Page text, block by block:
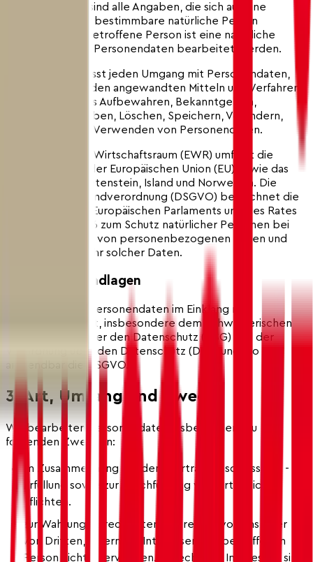
Personendaten sind alle Angaben, die sich auf eine
bestimmte oder bestimmbare natürliche Person
beziehen. Eine betroffene Person ist eine natürliche
Person, über die Personendaten bearbeitet werden.
Bearbeiten umfasst jeden Umgang mit Personendaten,
unabhängig von den angewandten Mitteln und Verfahren,
insbesondere das Aufbewahren, Bekanntgeben,
Beschaffen, Erheben, Löschen, Speichern, Verändern,
Vernichten oder Verwenden von Personendaten.
Der Europäische Wirtschaftsraum (EWR) umfasst die
Mitgliedstaaten der Europäischen Union (EU) sowie das
Fürstentum Liechtenstein, Island und Norwegen. Die
Datenschutz-Grundverordnung (DSGVO) bezeichnet die
Verordnung des Europäischen Parlaments und des Rates
vom 27. April 2016 zum Schutz natürlicher Personen bei
der Verarbeitung von personenbezogenen Daten und
zum freien Verkehr solcher Daten.
2.2 Rechtsgrundlagen
Wir bearbeiten Personendaten im Einklang mit
geltendem Recht, insbesondere dem Schweizerischen
Bundesgesetz über den Datenschutz (DSG) und der
Verordnung über den Datenschutz (DSV) und wo
anwendbar die DSGVO.
3. Art, Umfang und Zweck
Wir bearbeiten Personendaten insbesondere zu
folgenden Zwecken:
im Zusammenhang mit dem Vertragsabschluss und -
erfüllung sowie zur Durchführung vorvertraglicher
Pflichten.
zur Wahrung berechtigten Interessen von uns oder
von Dritten, sofern die Interessen der betroffenen
Person nicht überwiegen. Berechtigte Interessen sind